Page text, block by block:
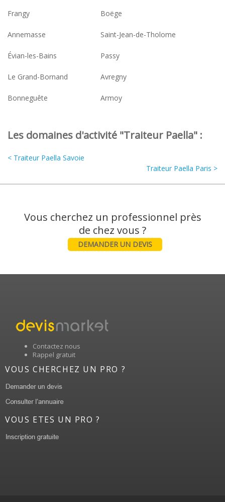
Frangy Boëge
Annemasse Saint-Jean-de-Tholome
Évian-les-Bains Passy
Le Grand-Bornand Avregny
Bonneguête Armoy
Les domaines d'activité "Traiteur Paella" :
< Traiteur Paella Savoie
Traiteur Paella Paris >
Vous cherchez un professionnel près
DEMANDER UN DEVIS
Contactez nous
Rappel gratuit
VOUS CHERCHEZ UN PRO ?
VOUS ETES UN PRO ?